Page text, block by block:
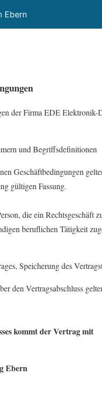
Ebern
der Firma EDE Elektronik-
und Begriffsdefinitionen
Geschäftbedingungen
gültigen Fassung.
die ein Rechtsgeschäft
beruflichen Tätigkeit
Speicherung des
den Vertragsabschluss
kommt der Vertrag mit
Ebern